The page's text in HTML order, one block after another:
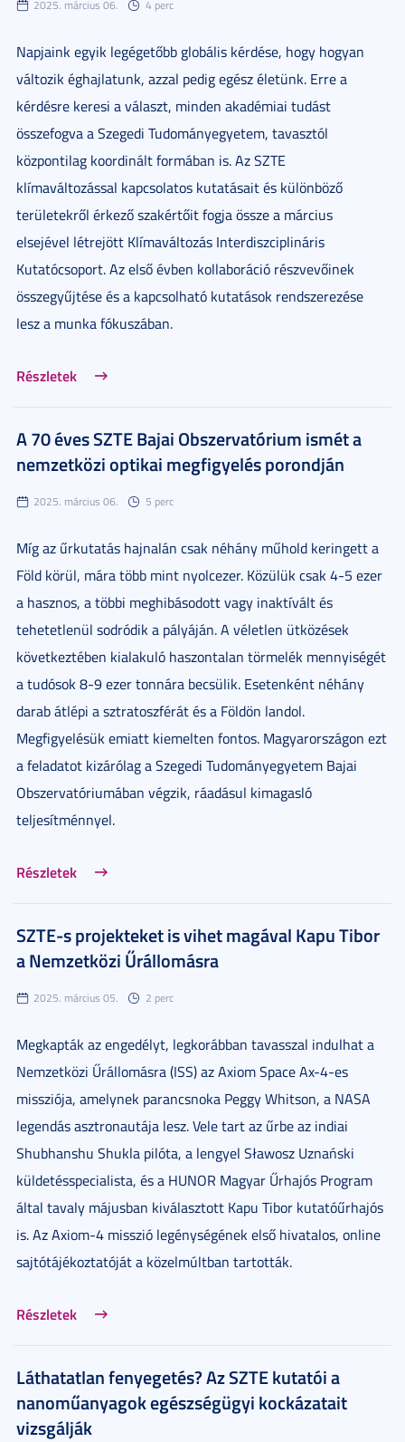
2025. március 06. 4 perc
Napjaink egyik legégetőbb globális kérdése, hogy hogyan
változik éghajlatunk, azzal pedig egész életünk. Erre a
kérdésre keresi a választ, minden akadémiai tudást
összefogva a Szegedi Tudományegyetem, tavasztól
központilag koordinált formában is. Az SZTE
klímaváltozással kapcsolatos kutatásait és különböző
területekről érkező szakértőit fogja össze a március
elsejével létrejött Klímaváltozás Interdiszciplináris
Kutatócsoport. Az első évben kollaboráció részvevőinek
összegyűjtése és a kapcsolható kutatások rendszerezése
lesz a munka fókuszában.
Részletek
A 70 éves SZTE Bajai Obszervatórium ismét a
nemzetközi optikai megfigyelés porondján
2025. március 06. 5 perc
Míg az űrkutatás hajnalán csak néhány műhold keringett a
Föld körül, mára több mint nyolcezer. Közülük csak 4-5 ezer
a hasznos, a többi meghibásodott vagy inaktívált és
tehetetlenül sodródik a pályáján. A véletlen ütközések
következtében kialakuló haszontalan törmelék mennyiségét
a tudósok 8-9 ezer tonnára becsülik. Esetenként néhány
darab átlépi a sztratoszférát és a Földön landol.
Megfigyelésük emiatt kiemelten fontos. Magyarországon ezt
a feladatot kizárólag a Szegedi Tudományegyetem Bajai
Obszervatóriumában végzik, ráadásul kimagasló
teljesítménnyel.
Részletek
SZTE-s projekteket is vihet magával Kapu Tibor
a Nemzetközi Űrállomásra
2025. március 05. 2 perc
Megkapták az engedélyt, legkorábban tavasszal indulhat a
Nemzetközi Űrállomásra (ISS) az Axiom Space Ax-4-es
missziója, amelynek parancsnoka Peggy Whitson, a NASA
legendás asztronautája lesz. Vele tart az űrbe az indiai
Shubhanshu Shukla pilóta, a lengyel Sławosz Uznański
küldetésspecialista, és a HUNOR Magyar Űrhajós Program
által tavaly májusban kiválasztott Kapu Tibor kutatóűrhajós
is. Az Axiom-4 misszió legénységének első hivatalos, online
sajtótájékoztatóját a közelmúltban tartották.
Részletek
Láthatatlan fenyegetés? Az SZTE kutatói a
nanoműanyagok egészségügyi kockázatait
vizsgálják